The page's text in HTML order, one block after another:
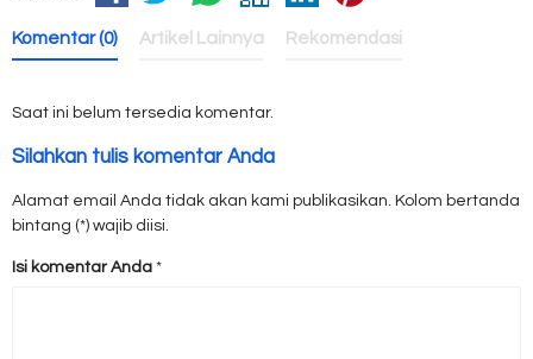
Komentar (0) Artikel Lainnya Rekomendasi
Saat ini belum tersedia komentar.
Silahkan tulis komentar Anda
Alamat email Anda tidak akan kami publikasikan. Kolom bertanda
bintang (*) wajib diisi.
Isi komentar Anda *